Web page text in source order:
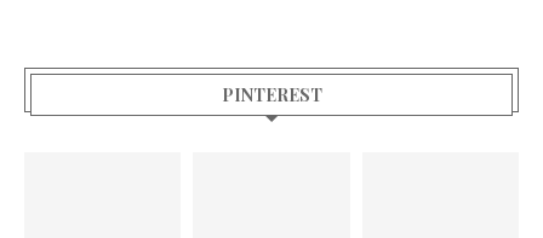
PINTEREST